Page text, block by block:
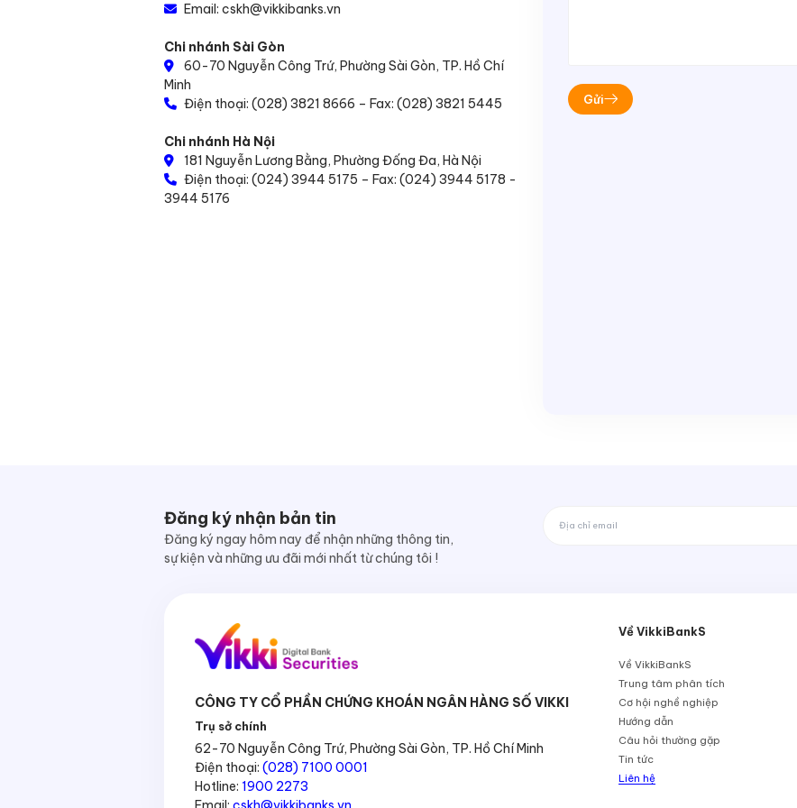
Email:cskh@vikkibanks.vn
Chi nhánh Sài Gòn
60-70 Nguyễn Công Trứ, Phường Sài Gòn, TP. Hồ Chí
Minh
Điện thoại:(028) 3821 8666 –Fax: (028) 3821 5445
Chi nhánh Hà Nội
181 Nguyễn Lương Bằng, Phường Đống Đa, Hà Nội
Điện thoại:(024) 3944 5175 – Fax: (024) 3944 5178 -
3944 5176
Đăng ký nhận bản tin
Đăng ký ngay hôm nay để nhận những thông tin,
sự kiện và những ưu đãi mới nhất từ chúng tôi !
CÔNG TY CỔ PHẦN CHỨNG KHOÁN NGÂN HÀNG SỐ VIKKI
Trụ sở chính
62-70 Nguyễn Công Trứ, Phường Sài Gòn, TP. Hồ Chí Minh
Điện thoại: (028) 7100 0001
Hotline: 1900 2273
Về VikkiBankS
Về VikkiBankS
Trung tâm phân tích
Cơ hội nghề nghiệp
Hướng dẫn
Câu hỏi thường gặp
Tin tức
Liên hệ